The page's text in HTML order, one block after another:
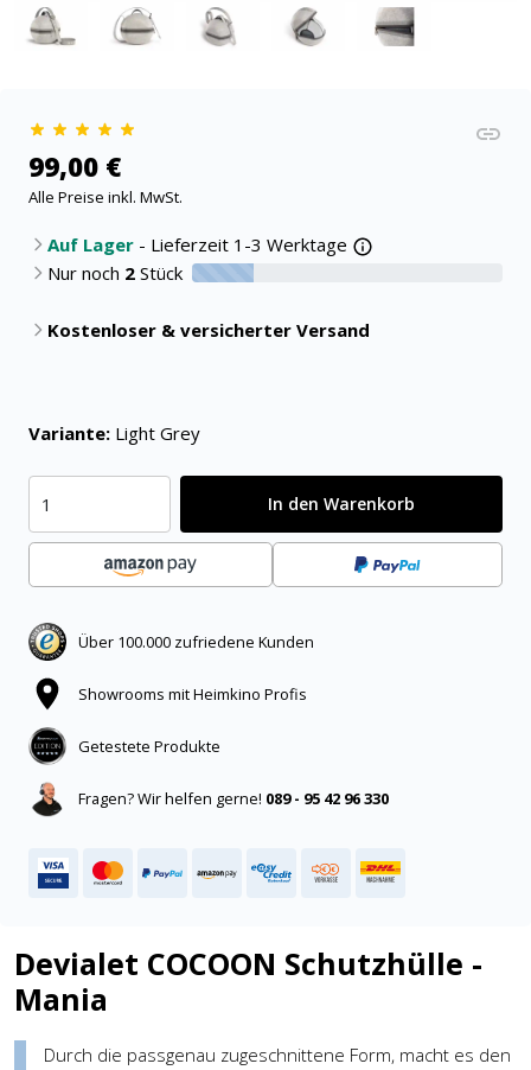
99,00 €
Alle Preise inkl. MwSt.
Auf Lager - Lieferzeit 1-3 Werktage
Nur noch 2 Stück 20% verfügbar
Kostenloser & versicherter Versand
Variante: Light Grey
In den Warenkorb
Über 100.000 zufriedene Kunden
Showrooms mit Heimkino Profis
Getestete Produkte
Fragen? Wir helfen gerne! 089 - 95 42 96 330
Devialet COCOON Schutzhülle -
Mania
Durch die passgenau zugeschnittene Form, macht es den